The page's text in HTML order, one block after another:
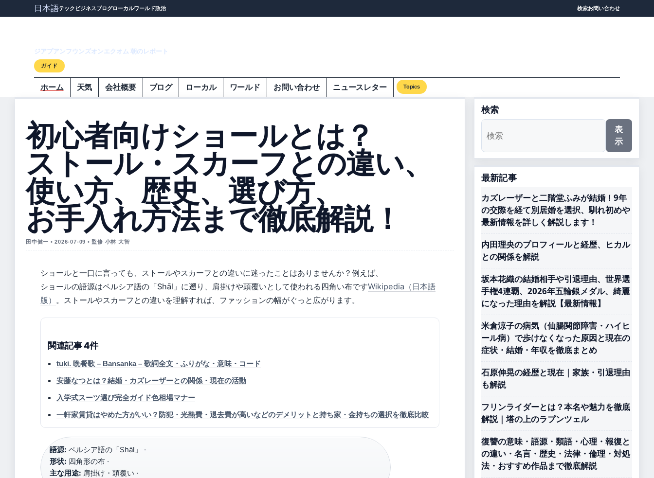
日本語テック ビジネスブログローカルワールド政治 検索お問い合わせ
ジアプアンフウンズオンエクオム 朝のレポート
ガイド
ホーム 天気 会社概要 ブログ ローカル ワールド お問い合わせ ニュースレター Topics
初心者向けショールとは？
ストール・スカーフとの違い、
使い方、歴史、選び方、
お手入れ方法まで徹底解説！
田中健一 • 2026-07-09 • 監修 小林 大智
ショールと一口に言っても、ストールやスカーフとの違いに迷ったことはありませんか？例えば、
ショールの語源はペルシア語の「Shāl」に遡り、肩掛けや頭覆いとして使われる四角い布ですWikipedia（日本語
版） 。ストールやスカーフとの違いを理解すれば、ファッションの幅がぐっと広がります。
関連記事 4件
tuki. 晩餐歌 – Bansanka – 歌詞全文・ふりがな・意味・コード
安藤なつとは？結婚・カズレーザーとの関係・現在の活動
入学式スーツ選び完全ガイド色相場マナー
一軒家賃貸はやめた方がいい？防犯・光熱費・退去費が高いなどのデメリットと持ち家・金持ちの選択を徹底比較
語源: ペルシア語の「Shāl」 ·
形状: 四角形の布 ·
主な用途: 肩掛け・頭覆い ·
検索
表
示
最新記事
カズレーザーと二階堂ふみが結婚！9年
の交際を経て別居婚を選択、馴れ初めや
最新情報を詳しく解説します！
内田理央のプロフィールと経歴、ヒカル
との関係を解説
坂本花織の結婚相手や引退理由、世界選
手権4連覇、2026年五輪銀メダル、綺麗
になった理由を解説【最新情報】
米倉涼子の病気（仙腸関節障害・ハイヒ
ール病）で歩けなくなった原因と現在の
症状・結婚・年収を徹底まとめ
石原伸晃の経歴と現在｜家族・引退理由
も解説
フリンライダーとは？本名や魅力を徹底
解説｜塔の上のラプンツェル
復讐の意味・語源・類語・心理・報復と
の違い・名言・歴史・法律・倫理・対処
法・おすすめ作品まで徹底解説